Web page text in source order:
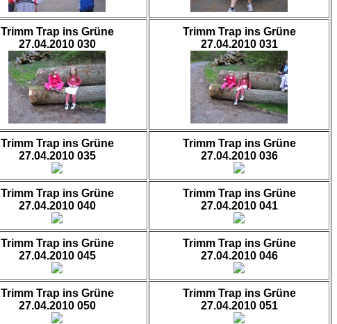
Trimm Trap ins Grüne
27.04.2010 030
Trimm Trap ins Grüne
27.04.2010 031
Trimm Trap ins Grüne
27.04.2010 035
Trimm Trap ins Grüne
27.04.2010 036
Trimm Trap ins Grüne
27.04.2010 040
Trimm Trap ins Grüne
27.04.2010 041
Trimm Trap ins Grüne
27.04.2010 045
Trimm Trap ins Grüne
27.04.2010 046
Trimm Trap ins Grüne
27.04.2010 050
Trimm Trap ins Grüne
27.04.2010 051